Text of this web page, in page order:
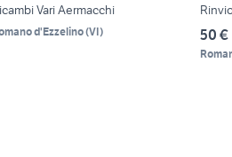
Vari Aermacchi
d'Ezzelino(VI) 50 €